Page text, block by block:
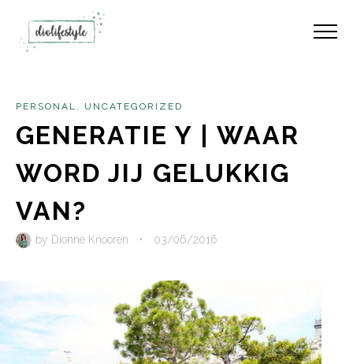
PERSONAL , UNCATEGORIZED
GENERATIE Y | WAAR
WORD JIJ GELUKKIG
VAN?
by Dionne Knooren • 03/06/2016